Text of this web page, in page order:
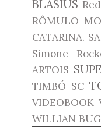
BLASIUS
RÔMULO
CATARINA.
Simone
ARTOIS
TIMBÓ SC
VIDEOBOOK
WILLIAN